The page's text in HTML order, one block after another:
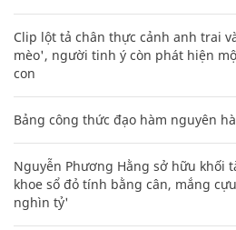
Clip lột tả chân thực cảnh anh trai
mèo', người tinh ý còn phát hiện
con
Bảng công thức đạo hàm nguyên
Nguyễn Phương Hằng sở hữu khối
khoe sổ đỏ tính bằng cân, mắng
nghìn tỷ'